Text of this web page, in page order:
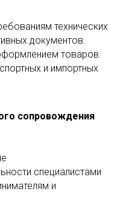
технических
документов.
товаров.
и импортных
сопровождения
специалистами
и